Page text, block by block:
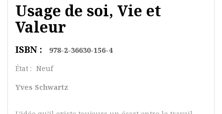
Usage de soi, Vie et
Valeur
ISBN :
978-2-36630-156-4
État : Neuf
Yves Schwartz